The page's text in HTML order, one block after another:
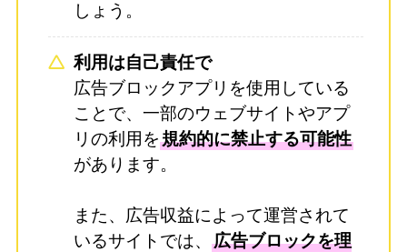
しょう。
利用は自己責任で
広告ブロックアプリを使用している
ことで、一部のウェブサイトやアプ
リの利用を規約的に禁止する可能性
があります。
また、広告収益によって運営されて
いるサイトでは、広告ブロックを理